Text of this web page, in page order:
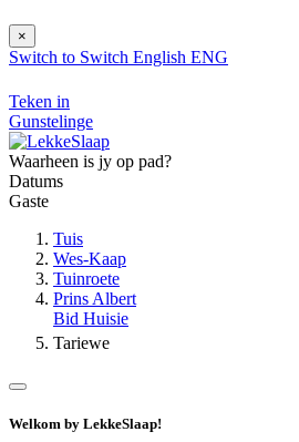
×
Switch to Switch English ENG
Teken in
Gunstelinge
Waarheen is jy op pad?
Datums
Gaste
Tuis
Wes-Kaap
Tuinroete
Prins Albert
Bid Huisie
Tariewe
Welkom by LekkeSlaap!